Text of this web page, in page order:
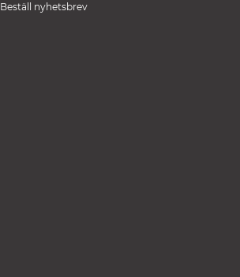
Beställ nyhetsbrev